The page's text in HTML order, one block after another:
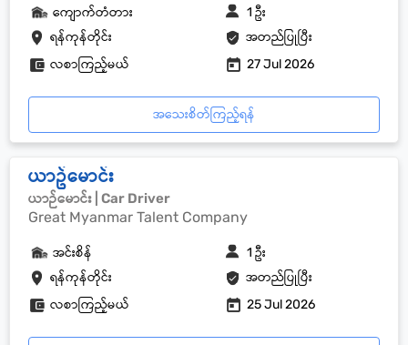
ရန်ကုန်တိုင်း အတည်ပြုပြီး
ကျောက်တံတား 1 ဦး
လစာကြည့်မယ် 27 Jul 2026
အသေးစိတ်ကြည့်ရန်
ယာဥ်မောင်း
ယာဉ်မောင်း | Car Driver
Great Myanmar Talent Company
ရန်ကုန်တိုင်း အတည်ပြုပြီး
အင်းစိန် 1 ဦး
လစာကြည့်မယ် 25 Jul 2026